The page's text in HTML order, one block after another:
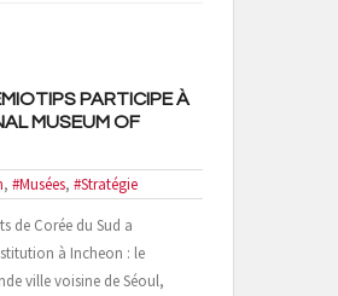
PARTICIPE À
MUSEUM OF
, #Musées, #Stratégie
de Corée du Sud a
à Incheon : le
ville voisine de Séoul,